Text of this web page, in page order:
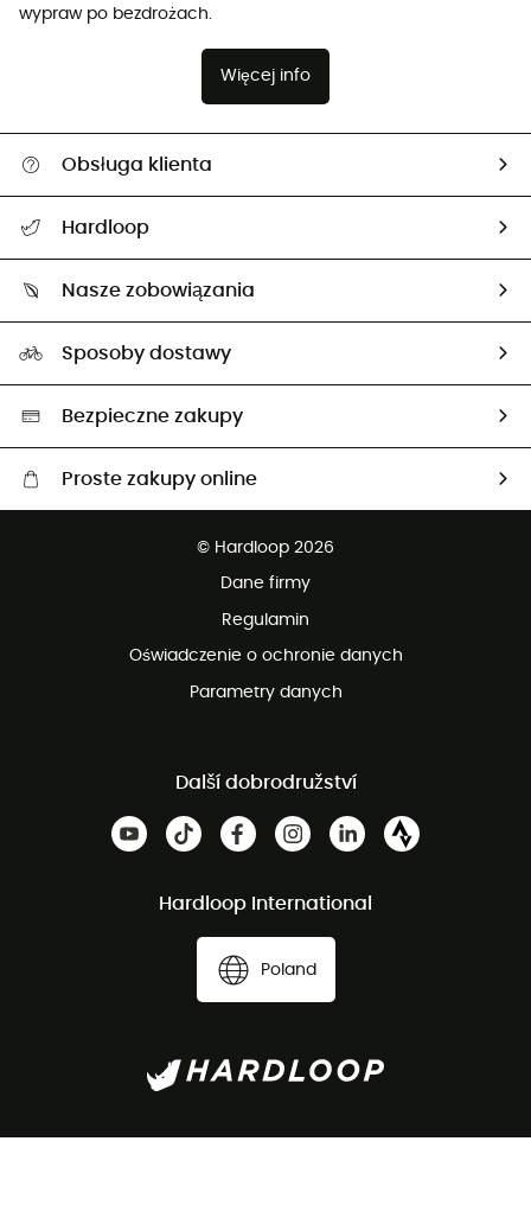
wypraw po bezdrożach.
Więcej info
Obsługa klienta
Śledzenie przesyłki
Zwrot artykułów i zwrot środków
Hardloop
Ambasadorzy
Nasze zobowiązania
Neutralność węglowa
Wybrane produkty eko
Sposoby dostawy
Bezpieczne zakupy
Proste zakupy online
100 dni na bezpłatny zwrot
© Hardloop 2026
Dane firmy
Regulamin
Oświadczenie o ochronie danych
Parametry danych
Další dobrodružství
Hardloop International
Poland